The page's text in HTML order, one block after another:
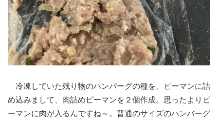
冷凍していた残り物のハンバーグの種を、ピーマンに詰
め込みまして、肉詰めピーマンを２個作成。思ったよりピ
ーマンに肉が入るんですね～。普通のサイズのハンバーグ